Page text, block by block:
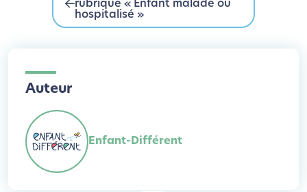
rubrique « Enfant malade ou
hospitalisé »
Auteur
Enfant-Différent